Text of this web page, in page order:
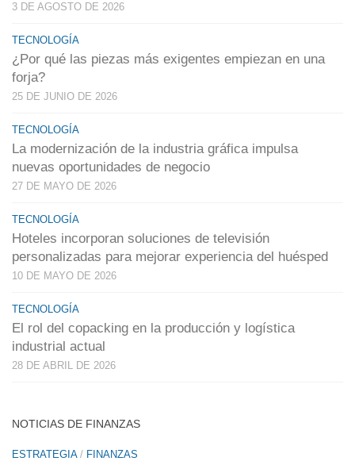
3 DE AGOSTO DE 2026
TECNOLOGÍA
¿Por qué las piezas más exigentes empiezan en una
forja?
25 DE JUNIO DE 2026
TECNOLOGÍA
La modernización de la industria gráfica impulsa
nuevas oportunidades de negocio
27 DE MAYO DE 2026
TECNOLOGÍA
Hoteles incorporan soluciones de televisión
personalizadas para mejorar experiencia del huésped
10 DE MAYO DE 2026
TECNOLOGÍA
El rol del copacking en la producción y logística
industrial actual
28 DE ABRIL DE 2026
NOTICIAS DE FINANZAS
ESTRATEGIA/ FINANZAS